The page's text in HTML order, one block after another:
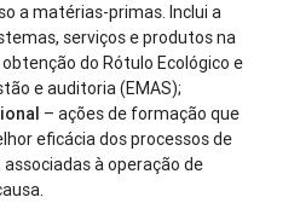
a matérias-primas. Inclui a
serviços e produtos na
do Rótulo Ecológico e
e auditoria (EMAS);
– ações de formação que
eficácia dos processos de
associadas à operação de